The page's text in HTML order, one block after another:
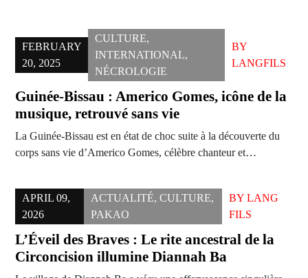
FEBRUARY
20, 2025
CULTURE,
INTERNATIONAL,
NÉCROLOGIE
BY
LANGFILS
Guinée-Bissau : Americo Gomes, icône de la
musique, retrouvé sans vie
La Guinée-Bissau est en état de choc suite à la découverte du
corps sans vie d’Americo Gomes, célèbre chanteur et…
APRIL 09,
2026
ACTUALITÉ,CULTURE,
PAKAO
BYLANG
FILS
L’Éveil des Braves : Le rite ancestral de la
Circoncision illumine Diannah Ba